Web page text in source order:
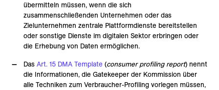
übermitteln müssen, wenn die sich
zusammenschließenden Unternehmen oder das
Zielunternehmen zentrale Plattformdienste bereitstellen
oder sonstige Dienste im digitalen Sektor erbringen oder
die Erhebung von Daten ermöglichen.
Das Art. 15 DMA Template (consumer profiling report) nennt
die Informationen, die Gatekeeper der Kommission über
alle Techniken zum Verbraucher-Profiling vorlegen müssen,